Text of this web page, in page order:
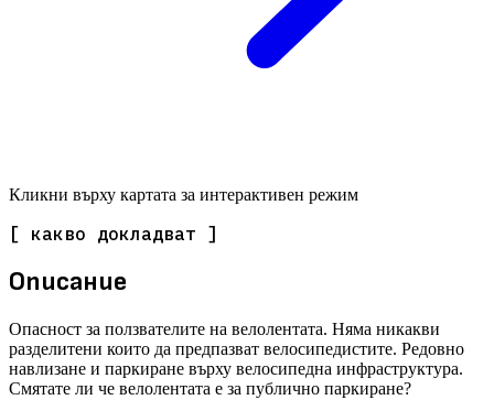
Кликни върху картата за интерактивен режим
[ какво докладват ]
Описание
Опасност за ползвателите на велолентата. Няма никакви
разделитени които да предпазват велосипедистите. Редовно
навлизане и паркиране върху велосипедна инфраструктура.
Смятате ли че велолентата е за публично паркиране?